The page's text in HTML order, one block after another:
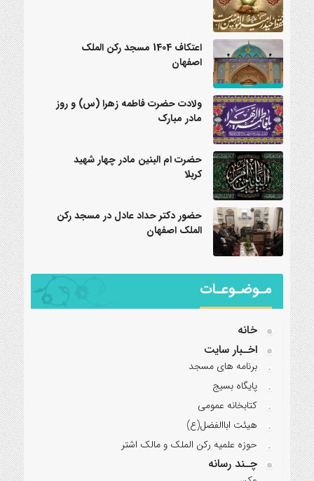
اعتکاف 1404 مسجد رکن الملک
اصفهان
ولادت حضرت فاطمه زهرا (س) و روز
مادر مبارک
حضرت ام البنین مادر چهار شهید
کربلا
حضور دکتر حداد عادل در مسجد رکن
الملک اصفهان
مـوضـوعـات
خانه
اخـبار سایت
برنامه‌ های مسجد
پایگاه بسیج
کتابخانه عمومی
هیئت اباالفضل(ع)
حوزه علمیه رکن الملک و مالک اشتر
چـند رسانه